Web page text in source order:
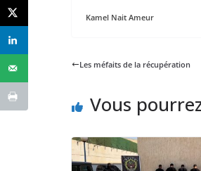
Kamel Nait Ameur
Les méfaits de la récupération
Vous